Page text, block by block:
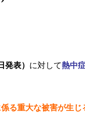
発表） に対して熱中
る重大な被害が生じ